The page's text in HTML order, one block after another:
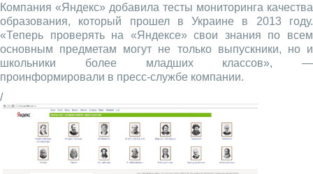
Компания «Яндекс» добавила тесты мониторинга качества
образования, который прошел в Украине в 2013 году.
«Теперь проверять на «Яндексе» свои знания по всем
основным предметам могут не только выпускники, но и
школьники более младших классов», —
проинформировали в пресс-службе компании.
/